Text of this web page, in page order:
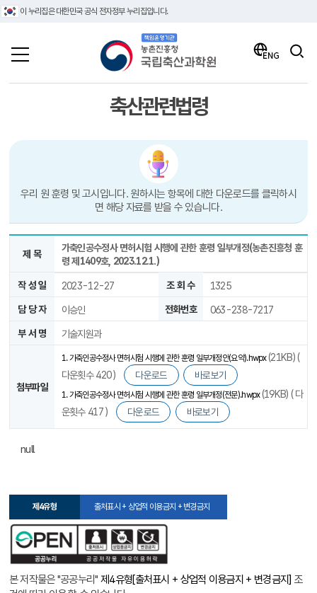
이 누리집은 대한민국 공식 전자정부 누리집입니다.
책임운영기관 농촌진흥청 국립축산과학원
축산관련법령
우리 원 훈령 및 고시입니다. 원하시는 항목에 대한 다운로드를 클릭하시
면 해당 자료를 받을 수 있습니다.
제 목
가축인공수정사 면허시험 시행에 관한 훈령 일부개정(농촌진흥청 훈
령 제1409호, 2023.12.1.)
작 성 일 2023-12-27 조 회 수 1325
담 당 자 이승인 전화번호 063-238-7217
부 서 명 기술지원과
첨부파일
1. 가축인공수정사 면허시험 시행에 관한 훈령 일부개정안(요약).hwpx(21KB) (
다운횟수 420 )
다운로드 바로보기
1. 가축인공수정사 면허시험 시행에 관한 훈령 일부개정(전문).hwpx(19KB) ( 다
운횟수 417 )
다운로드 바로보기
null
제4유형 출처표시 + 상업적 이용금지 + 변경금지
본 저작물은 "공공누리" 제4유형[출처표시 + 상업적 이용금지 + 변경금지] 조